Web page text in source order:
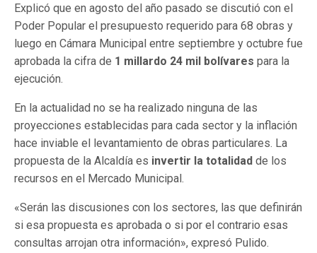
Explicó que en agosto del año pasado se discutió con el
Poder Popular el presupuesto requerido para 68 obras y
luego en Cámara Municipal entre septiembre y octubre fue
aprobada la cifra de 1 millardo 24 mil bolívares para la
ejecución.
En la actualidad no se ha realizado ninguna de las
proyecciones establecidas para cada sector y la inflación
hace inviable el levantamiento de obras particulares. La
propuesta de la Alcaldía es invertir la totalidad de los
recursos en el Mercado Municipal.
«Serán las discusiones con los sectores, las que definirán
si esa propuesta es aprobada o si por el contrario esas
consultas arrojan otra información», expresó Pulido.